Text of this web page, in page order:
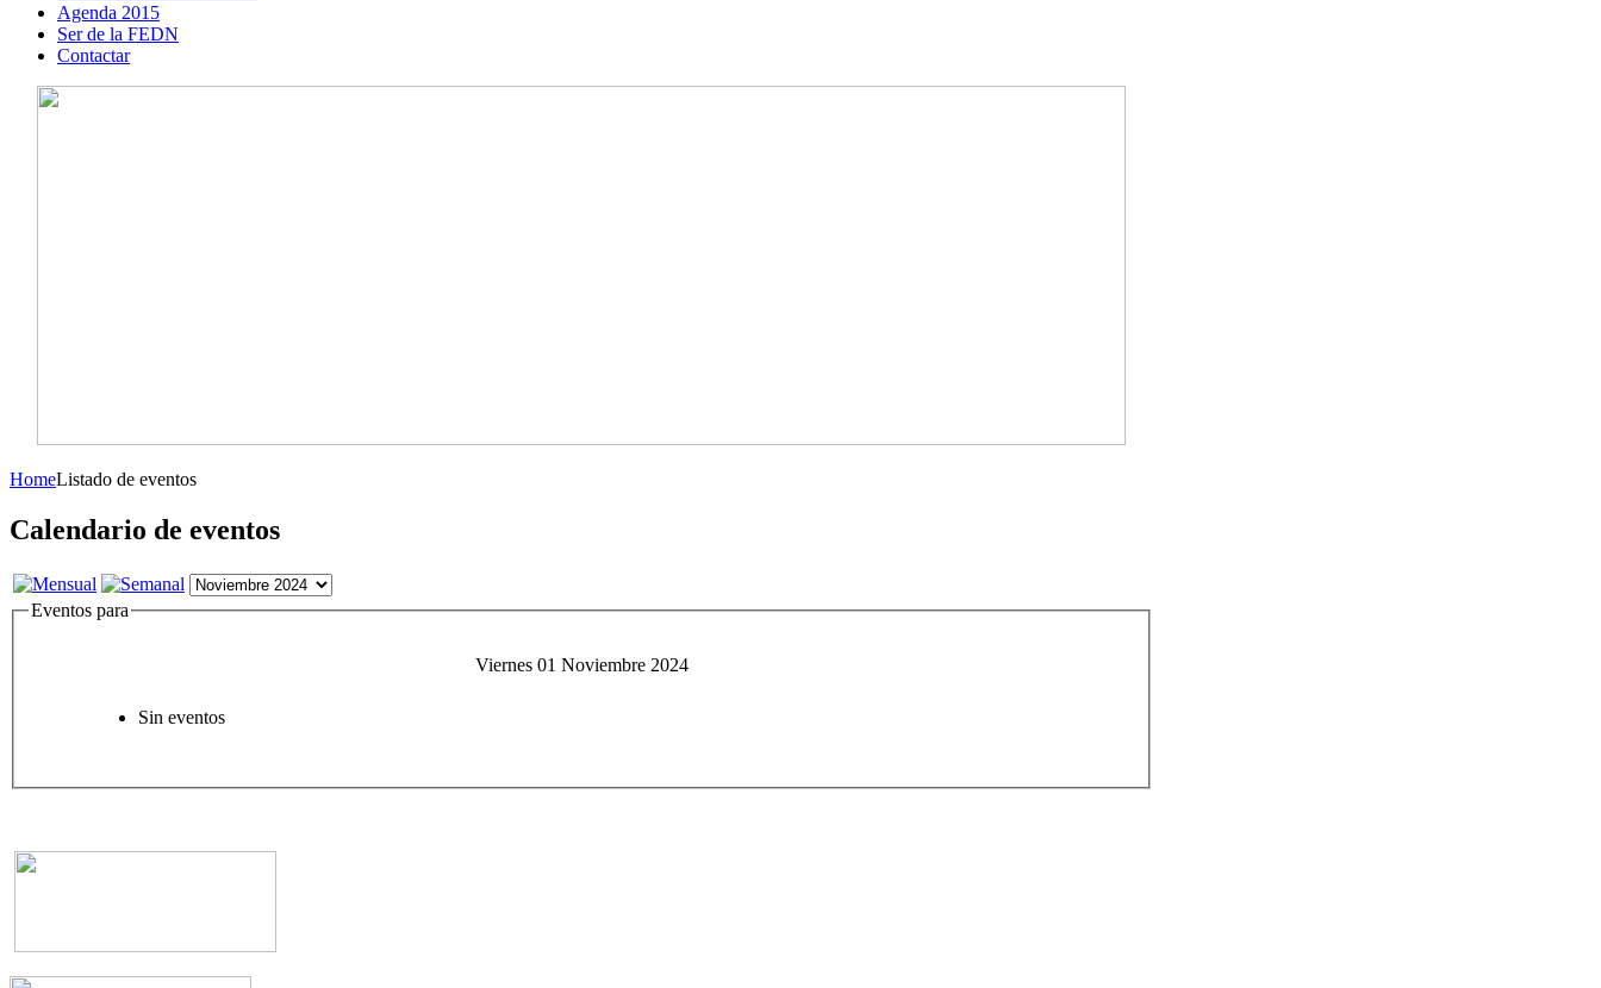
Agenda 2015
Ser de la FEDN
Contactar
HomeListado de eventos
Calendario de eventos
Eventos para
Viernes 01 Noviembre 2024
Sin eventos